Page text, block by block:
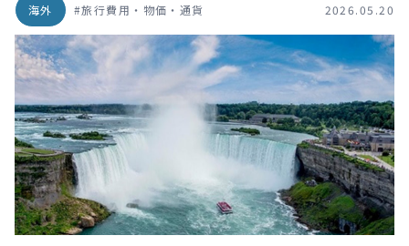
航空券、宿泊費、食事代など必要な費用の内訳と合わせ
て解説します。費用を安くするコツもご紹介しています
ので、参考にしてください。
海外 #旅行費用・物価・通貨 2026.05.20